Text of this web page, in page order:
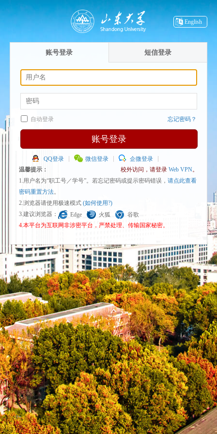
English
账号登录 短信登录
自动登录 忘记密码？
账号登录
QQ登录 微信登录
企微登录
温馨提示：
校外访问，请登录 Web VPN。
1.用户名为“职工号／学号”。若忘记密码或提示密码错误， 请点此查看
密码重置方法。
2.浏览器请使用极速模式 (如何使用?)
3.建议浏览器：
Edge 火狐
谷歌
4.本平台为互联网非涉密平台，严禁处理、传输国家秘密。